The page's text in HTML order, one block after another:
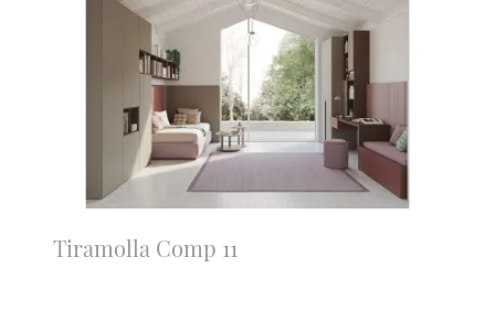
Tiramolla Comp 11